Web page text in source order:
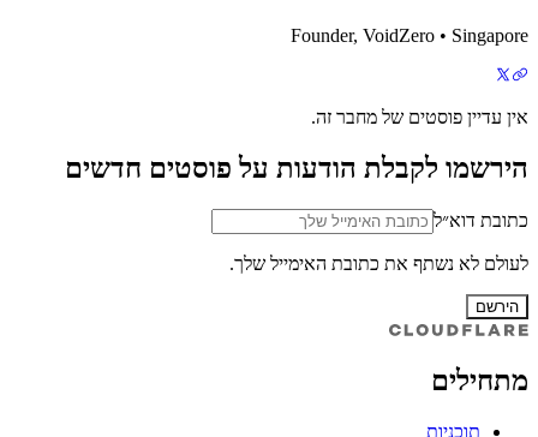
Founder, VoidZero • Singapore
אין עדיין פוסטים של מחבר זה.
הירשמו לקבלת הודעות על פוסטים חדשים
כתובת דוא״ל
לעולם לא נשתף את כתובת האימייל שלך.
הירשם
מתחילים
תוכניות